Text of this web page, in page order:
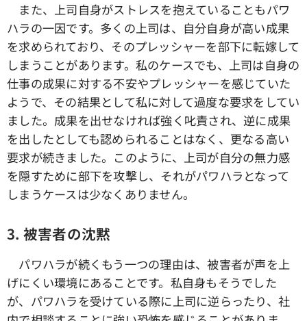
また、上司自身がストレスを抱えていることもパワ
ハラの一因です。多くの上司は、自分自身が高い成果
を求められており、そのプレッシャーを部下に転嫁して
しまうことがあります。私のケースでも、上司は自身の
仕事の成果に対する不安やプレッシャーを感じていた
ようで、その結果として私に対して過度な要求をしてい
ました。成果を出せなければ強く叱責され、逆に成果
を出したとしても認められることはなく、更なる高い
要求が続きました。このように、上司が自分の無力感
を隠すために部下を攻撃し、それがパワハラとなって
しまうケースは少なくありません。
3. 被害者の沈黙
パワハラが続くもう一つの理由は、被害者が声を上
げにくい環境にあることです。私自身もそうでした
が、パワハラを受けている際に上司に逆らったり、社